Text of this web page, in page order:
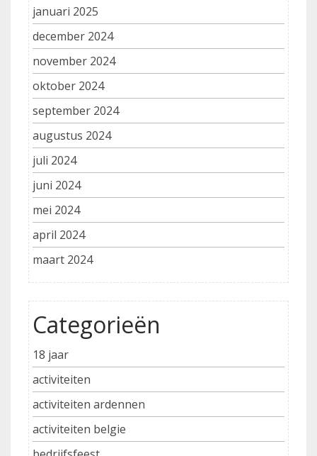
januari 2025
december 2024
november 2024
oktober 2024
september 2024
augustus 2024
juli 2024
juni 2024
mei 2024
april 2024
maart 2024
Categorieën
18 jaar
activiteiten
activiteiten ardennen
activiteiten belgie